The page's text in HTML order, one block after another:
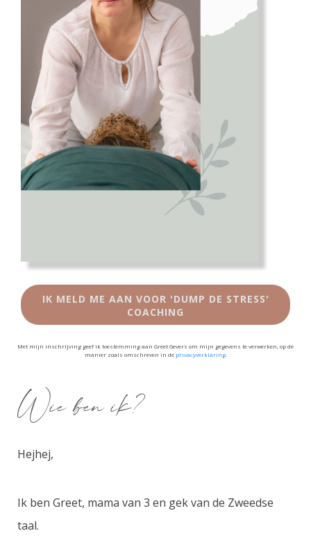
IK MELD ME AAN VOOR 'DUMP DE STRESS'
COACHING
Met mijn inschrijving geef ik toestemming aan Greet Gevers om mijn gegevens te verwerken, op de
manier zoals omschreven in de privacyverklaring.
Wie ben ik?
Hejhej,
Ik ben Greet, mama van 3 en gek van de Zweedse
taal.